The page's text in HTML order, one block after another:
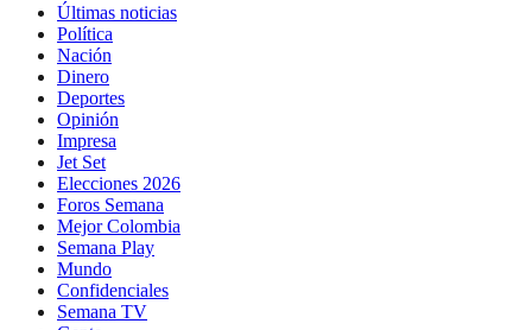
Últimas noticias
Política
Nación
Dinero
Deportes
Opinión
Impresa
Jet Set
Elecciones 2026
Foros Semana
Mejor Colombia
Semana Play
Mundo
Confidenciales
Semana TV